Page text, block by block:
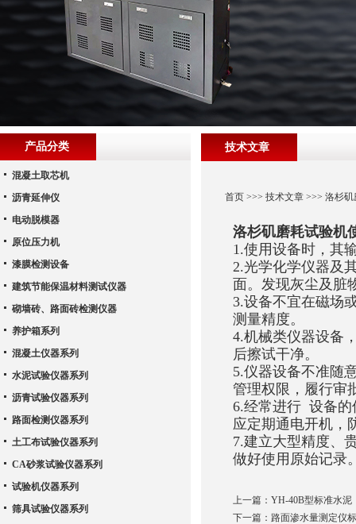
技术文章
首页>>> 技术文章>>> 洛杉矶
洛杉矶磨耗试验机
1.使用设备时，其
2.光学化学仪器及
面。发现灰尘及脏
3.设备不宜在磁场
测量精度。
4.机械类仪器设备
后擦试干净。
5.仪器设备不准随
管理权限，履行审
6.经常进行 设备的
应定期通电开机，
7.建立大型精度、
做好使用原始记录
上一篇： YH-40B型标准水泥
下一篇： 路面渗水量测定仪
产品分类
混凝土取芯机
沥青延伸仪
电动脱模器
原位压力机
漆膜检测设备
建筑节能保温材料测试仪器
砌墙砖、路面砖检测仪器
养护箱系列
混凝土仪器系列
水泥试验仪器系列
沥青试验仪器系列
路面检测仪器系列
土工布试验仪器系列
CA砂浆试验仪器系列
试验机仪器系列
筛具试验仪器系列